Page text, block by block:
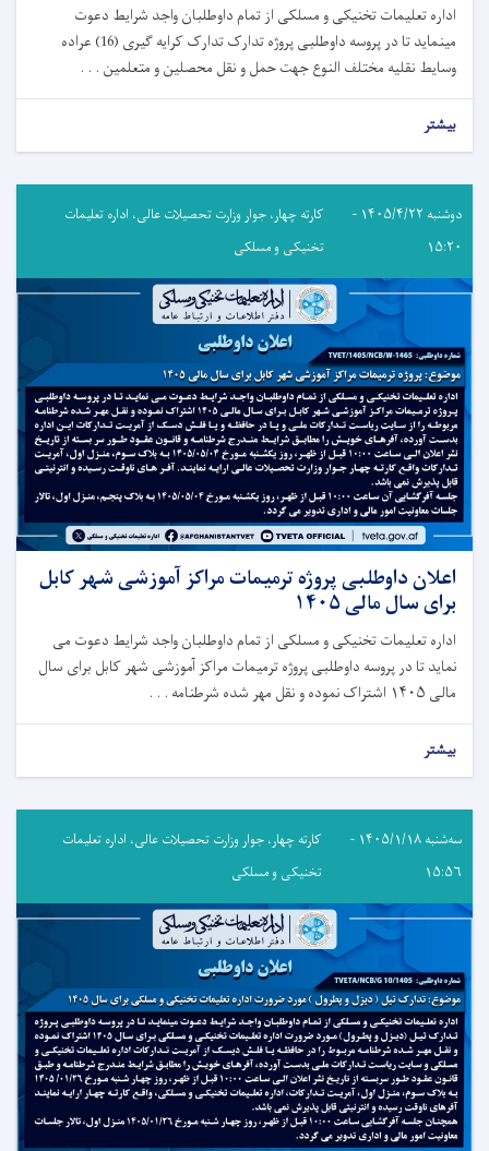
اداره تعلیمات تخنیکی و مسلکی از تمام داوطلبان واجد شرایط دعوت
مینماید تا در پروسه داوطلبی پروژه تدارک تدارک کرایه گیری (16) عراده
وسایط نقلیه مختلف النوع جهت حمل و نقل محصلین و متعلمین . . .
بیشتر
دوشنبه ۱۴۰۵/۴/۲۲ -
۱۵:۲۰
کارته چهار، جوار وزارت تحصیلات عالی، اداره تعلیمات
تخنیکی و مسلکی
اعلان داوطلبی پروژه ترمیمات مراکز آموزشی شهر کابل
برای سال مالی ۱۴۰۵
اداره تعلیمات تخنیکی و مسلکی از تمام داوطلبان واجد شرایط دعوت می
نماید تا در پروسه داوطلبی پروژه ترمیمات مراکز آموزشی شهر کابل برای سال
مالی ۱۴۰۵ اشتراک نموده و نقل مهر شده شرطنامه . . .
بیشتر
سه‌شنبه ۱۴۰۵/۱/۱۸ -
۱۵:۵۶
کارته چهار، جوار وزارت تحصیلات عالی، اداره تعلیمات
تخنیکی و مسلکی